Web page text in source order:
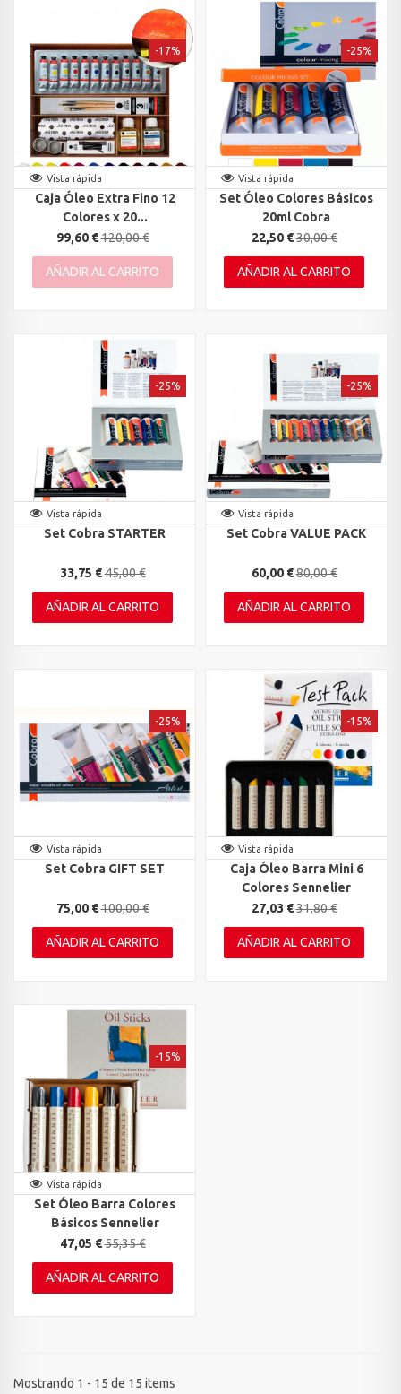
Vista rápida
Caja Óleo Extra Fino 12
Colores x 20...
99,60 €120,00 €
-17%
AÑADIR AL CARRITO
Vista rápida
Set Óleo Colores Básicos
20ml Cobra
22,50 €30,00 €
-25%
AÑADIR AL CARRITO
Vista rápida
Set Cobra STARTER
33,75 €45,00 €
-25%
AÑADIR AL CARRITO
Vista rápida
Set Cobra VALUE PACK
60,00 €80,00 €
-25%
AÑADIR AL CARRITO
Vista rápida
Set Cobra GIFT SET
75,00 €100,00 €
-25%
AÑADIR AL CARRITO
Vista rápida
Caja Óleo Barra Mini 6
Colores Sennelier
27,03 €31,80 €
-15%
AÑADIR AL CARRITO
Vista rápida
Set Óleo Barra Colores
Básicos Sennelier
47,05 €55,35 €
-15%
AÑADIR AL CARRITO
Mostrando 1 - 15 de 15 items